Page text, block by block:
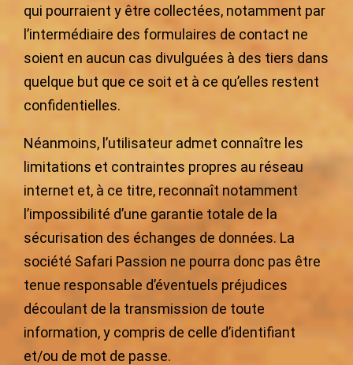
qui pourraient y être collectées, notamment par
l’intermédiaire des formulaires de contact ne
soient en aucun cas divulguées à des tiers dans
quelque but que ce soit et à ce qu’elles restent
confidentielles.
Néanmoins, l’utilisateur admet connaître les
limitations et contraintes propres au réseau
internet et, à ce titre, reconnaît notamment
l’impossibilité d’une garantie totale de la
sécurisation des échanges de données. La
société Safari Passion ne pourra donc pas être
tenue responsable d’éventuels préjudices
découlant de la transmission de toute
information, y compris de celle d’identifiant
et/ou de mot de passe.